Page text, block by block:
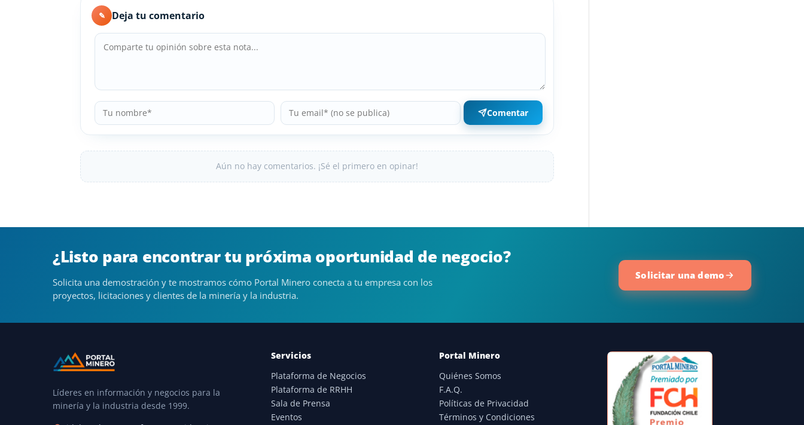
✎ Deja tu comentario
Comentar
Aún no hay comentarios. ¡Sé el primero en opinar!
¿Listo para encontrar tu próxima oportunidad de negocio?
Solicita una demostración y te mostramos cómo Portal Minero conecta a tu empresa con los
proyectos, licitaciones y clientes de la minería y la industria.
Solicitar una demo
Líderes en información y negocios para la
minería y la industria desde 1999.
Servicios
Plataforma de Negocios
Plataforma de RRHH
Sala de Prensa
Eventos
Portal Minero
Quiénes Somos
F.A.Q.
Políticas de Privacidad
Términos y Condiciones